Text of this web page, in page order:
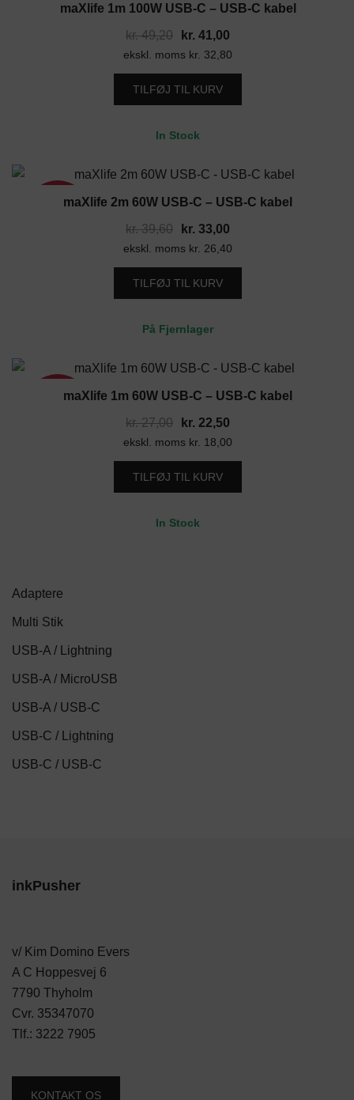
17%maXlife 1m 100W USB-C – USB-C kabel
kr.49,20
Den
oprindelige
pris
var:
kr. 41,00
aktuelle
pris
ekskl. moms kr. 32,80
TILFØJ TIL KURV
In Stock
17%maXlife 2m 60W USB-C – USB-C kabel
kr.39,60
Den
oprindelige
pris
var:
kr. 33,00
aktuelle
pris
ekskl. moms kr. 26,40
TILFØJ TIL KURV
På Fjernlager
17%maXlife 1m 60W USB-C – USB-C kabel
kr.27,00
Den
oprindelige
pris
var:
kr. 22,50
aktuelle
pris
ekskl. moms kr. 18,00
TILFØJ TIL KURV
In Stock
Adaptere
Multi Stik
USB-A / Lightning
USB-A / MicroUSB
USB-A / USB-C
USB-C / Lightning
USB-C / USB-C
inkPusher
v/ Kim Domino Evers
A C Hoppesvej 6
7790 Thyholm
Cvr. 35347070
Tlf.: 3222 7905
KONTAKT OS